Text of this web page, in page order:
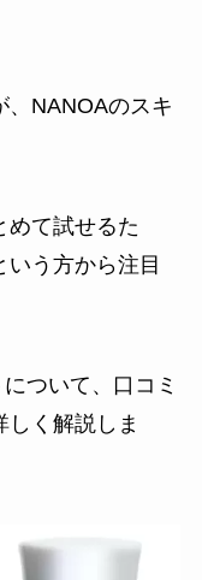
、NANOAのスキ
めて試せるた
う方から注目
ついて、口コミ
く解説しま